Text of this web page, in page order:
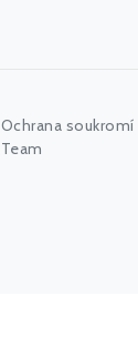
Ochrana soukromí
Team